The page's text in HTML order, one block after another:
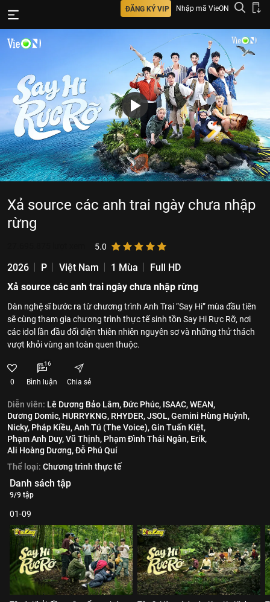
ĐĂNG KÝ VIP Nhập mã VieON
Xả source các anh trai ngày chưa nhập
rừng
5.0
2026 P Việt Nam 1 Mùa
Full HD
Xả source các anh trai ngày chưa nhập rừng
Dàn nghệ sĩ bước ra từ chương trình Anh Trai “Say Hi” mùa đầu tiên
sẽ cùng tham gia chương trình thực tế sinh tồn Say Hi Rực Rỡ, nơi
các idol lần đầu đối diện thiên nhiên nguyên sơ và những thử thách
vượt khỏi vùng an toàn quen thuộc.
0
16
Bình luận Chia sẻ
Diễn viên: Lê Dương Bảo Lâm,Đức Phúc, ISAAC,WEAN,
Dương Domic, HURRYKNG, RHYDER,JSOL,Gemini Hùng Huỳnh,
Nicky, Pháp Kiều,Anh Tú (The Voice),Gin Tuấn Kiệt,
Phạm Anh Duy,Vũ Thịnh, Phạm Đình Thái Ngân, Erik,
Ali Hoàng Dương,Đỗ Phú Quí
Thể loại: Chương trình thực tế
Danh sách tập
9/9 tập
01-09